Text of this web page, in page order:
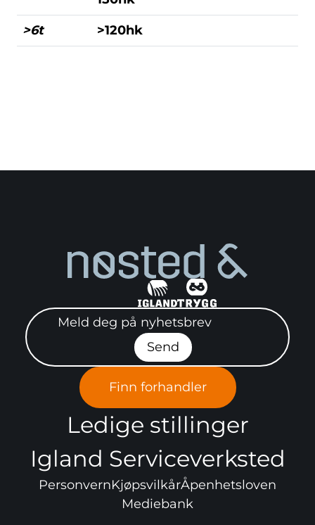
>6t
>120hk
Meld deg på nyhetsbrev"
Send
Finn forhandler
Ledige stillinger
Igland Serviceverksted
PersonvernKjøpsvilkårÅpenhetsloven
Mediebank